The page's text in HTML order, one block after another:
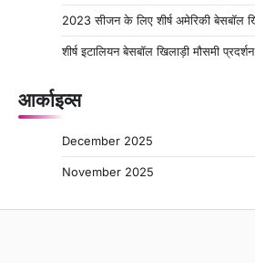
2023 सीजन के लिए शीर्ष अमेरिकी बेसबॉल
शीर्ष इटालियन बेसबॉल खिलाड़ी मौसमी
आर्काइव्स
December 2025
November 2025